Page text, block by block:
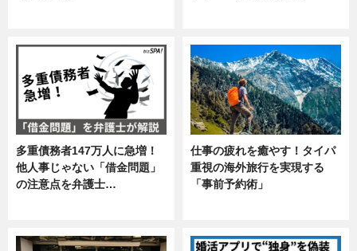
多重債務者147万人に急増！
他人事じゃない「借金問題」
の注意点を弁護士…
仕事の疲れを癒やす！タイパ
重視の海外旅行を実現する
「事前予約術」